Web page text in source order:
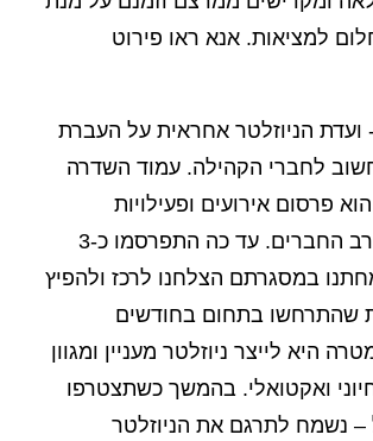
למציאות. אנא ראו פירוט
הניוזלטר אחראית על העברת
לחברי הקהילה. עמוד השדרה
פרסום אירועים ופעילויות
רלוונטיות בקרב החברים. עד כה התפרסמו כ-3
במסגרתם הצלחנו לרכז ולהפיץ
שהתרחשו בתחום בחודשים
היא לייצר ניוזלטר מעניין ומגוון
ואקטואלי. בהמשך כשתצטרפו
– נשמח לתרגם את הניוזלטר